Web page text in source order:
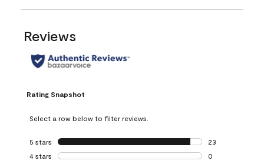
Reviews
Rating Snapshot
Select a row below to filter reviews.
5 stars stars
23
23 reviews with
4 stars stars
0